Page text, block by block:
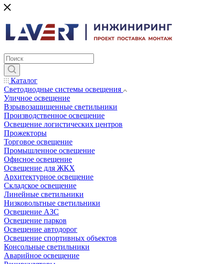
Каталог
Светодиодные системы освещения
Уличное освещение
Взрывозащищенные светильники
Производственное освещение
Освещение логистических центров
Прожекторы
Торговое освещение
Промышленное освещение
Офисное освещение
Освещение для ЖКХ
Архитектурное освещение
Складское освещение
Линейные светильники
Низковольтные светильники
Освещение АЗС
Освещение парков
Освещение автодорог
Освещение спортивных объектов
Консольные светильники
Аварийное освещение